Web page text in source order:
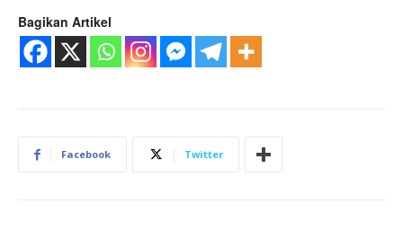
Bagikan Artikel
Facebook Twitter